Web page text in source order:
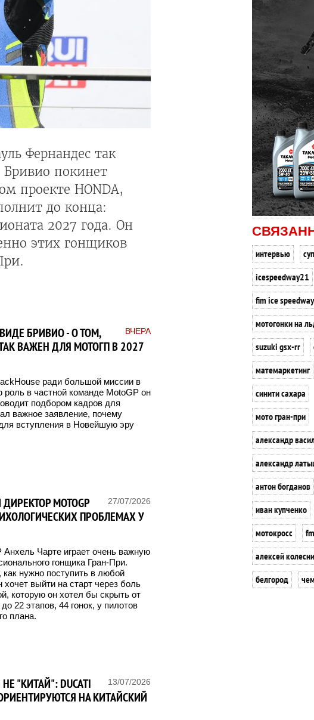
Фернандес так
покинет
проекте HONDA,
до конца:
2027 года. Он
этих гонщиков
ВЧЕРА
БРИВИО - О ТОМ,
ВАЖЕН ДЛЯ МОТОГП В 2027
ради большой миссии в
роль в частной команде MotoGP он
подбором кадров для
важное заявление, почему
вступления в Новейшую эру
27/07/2026
MOTOGP
ПРОБЛЕМАХ У
Чарте играет очень важную
гонщика Гран-При.
нужно поступить в любой
выйти на старт через боль
которую он хотел бы скрыть от
22 этапов, 44 гонок, у пилотов
плана.
13/07/2026
"КИТАЙ": DUCATI
ОРИЕНТИРУЮТСЯ НА КИТАЙСКИЙ
интервью
icespeedway21
fim ice
мотогонки на
suzuki gsx-rr
матемаркетинг
синити сахара
мото гран-при
александр
александр
антон богданов
иван купченко
мотокросс
алексей
белгород